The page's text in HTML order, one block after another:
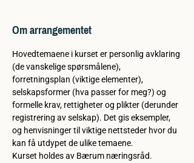
Om arrangementet
Hovedtemaene i kurset er personlig avklaring
(de vanskelige spørsmålene),
forretningsplan (viktige elementer),
selskapsformer (hva passer for meg?) og
formelle krav, rettigheter og plikter (derunder
registrering av selskap). Det gis eksempler,
og henvisninger til viktige nettsteder hvor du
kan få utdypet de ulike temaene.
Kurset holdes av Bærum næringsråd.